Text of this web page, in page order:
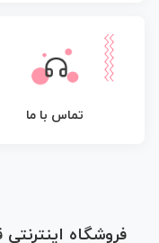
تماس با ما
فروشگاه